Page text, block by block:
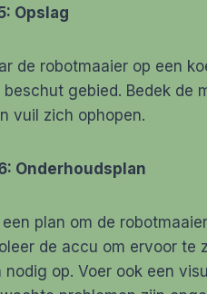
Opslag
de robotmaaier op een
beschut gebied. Bedek de
vuil zich ophopen.
Onderhoudsplan
een plan om de
de accu om ervoor te
nodig op. Voer ook een